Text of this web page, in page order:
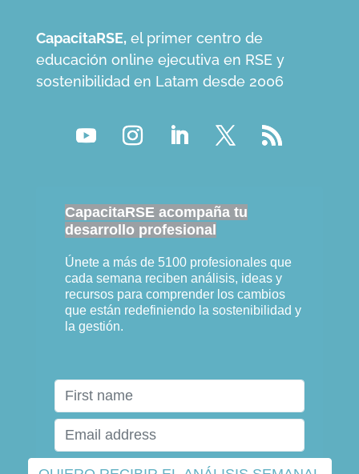
CapacitaRSE, el primer centro de
educación online ejecutiva en RSE y
sostenibilidad en Latam desde 2006
CapacitaRSE acompaña tu
desarrollo profesional
Únete a más de 5100 profesionales que
cada semana reciben análisis, ideas y
recursos para comprender los cambios
que están redefiniendo la sostenibilidad y
la gestión.